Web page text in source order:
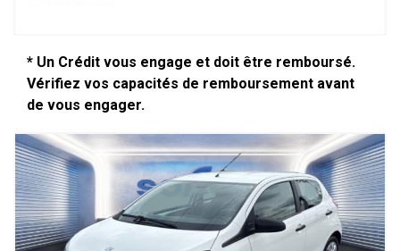
* Un Crédit vous engage et doit être remboursé.
Vérifiez vos capacités de remboursement avant
de vous engager.